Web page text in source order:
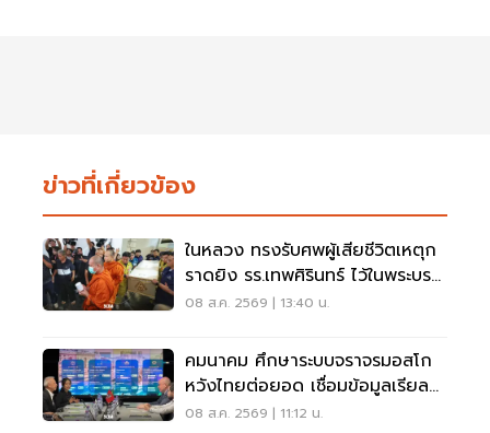
ข่าวที่เกี่ยวข้อง
ในหลวง ทรงรับศพผู้เสียชีวิตเหตุก
ราดยิง รร.เทพศิรินทร์ ไว้ในพระบรม
ราชานุเคราะห์
08 ส.ค. 2569 | 13:40 น.
คมนาคม ศึกษาระบบจราจรมอสโก
หวังไทยต่อยอด เชื่อมข้อมูลเรียล
ไทม์ แก้รถติด
08 ส.ค. 2569 | 11:12 น.